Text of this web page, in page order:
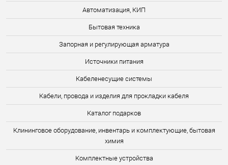
Автоматизация, КИП
Бытовая техника
Запорная и регулирующая арматура
Источники питания
Кабеленесущие системы
Кабели, провода и изделия для прокладки кабеля
Каталог подарков
Клининговое оборудование, инвентарь и комплектующие, бытовая
химия
Комплектные устройства